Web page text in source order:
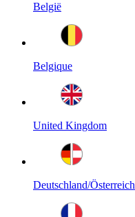
België
Belgique
United Kingdom
Deutschland/Österreich